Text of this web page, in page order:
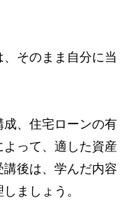
そのまま自分に当
、住宅ローンの有
って、適した資産
後は、学んだ内容
ましょう。